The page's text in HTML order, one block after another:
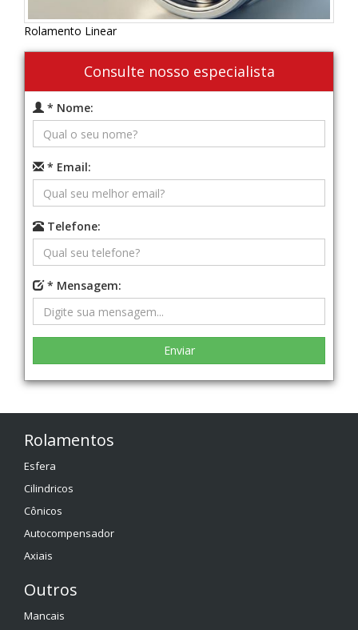
Rolamento Linear
Consulte nosso especialista
* Nome:
* Email:
Telefone:
* Mensagem:
Rolamentos
Esfera
Cilindricos
Cônicos
Autocompensador
Axiais
Outros
Mancais